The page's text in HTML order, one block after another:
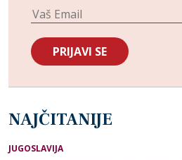
NAJČITANIJE
JUGOSLAVIJA